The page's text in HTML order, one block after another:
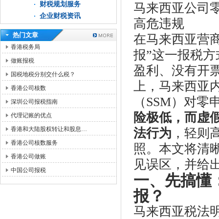
财税规划服务
企业财税资讯
热门文章
香港税务局
做账报税
国税地税分别交什么税？
香港公司核数
深圳公司报税指南
代理记账的优点
香港和大陆股权转让和股息…
香港公司核数服务
香港公司做账
中国公司报税
马来西亚公司
高危违规
在马来西亚营
报”这一报税
盈利、没有开
上，马来西亚
（SSM）对
险极低，而虚
法行为 ，轻则
照。本文将清
见误区，并给
一、先搞懂
报？
马来西亚税法